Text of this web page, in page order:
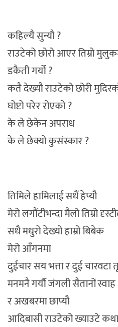
कहिल्यै सुन्यौ ?
राउटेको छोरो आएर तिम्रो
डकैती गर्यो ?
कतै देख्यौ राउटेको छोरी
घोप्टो परेर रोएको ?
के ले छेकेन अपराध
के ले छेक्यो कुसंस्कार ?
तिमिले हामिलाई सधैं हेप्यौ
मेरो लगौंटीभन्दा मैलो तिम्रो
सधै मधुरो देख्यो हाम्रो बिबेक
मेरो आँगनमा
दुईचार सय भत्ता र दुई
मनमनै गर्यौ जंगली सैतानों स्वाह
र अखबरमा छाप्यौ
आदिबासी राउटेको ख्याउटे